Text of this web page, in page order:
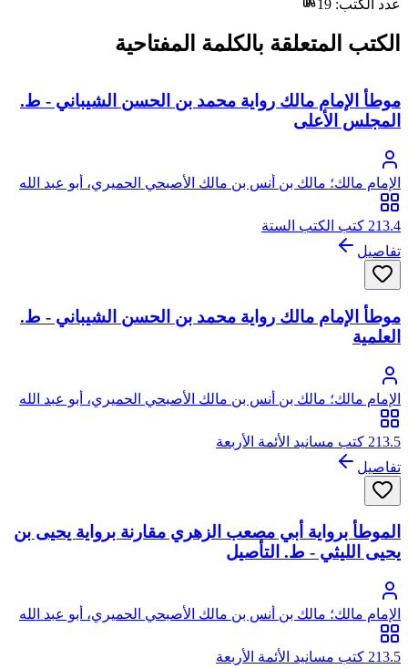
عدد الكتب:
19
الكتب المتعلقة بالكلمة المفتاحية
موطأ الإمام مالك رواية محمد بن الحسن الشيباني - ط.
المجلس الأعلى
الإمام مالك؛ مالك بن أنس بن مالك الأصبحي الحميري، أبو عبد الله
213.4 كتب الكتب الستة
تفاصيل
موطأ الإمام مالك رواية محمد بن الحسن الشيباني - ط.
العلمية
الإمام مالك؛ مالك بن أنس بن مالك الأصبحي الحميري، أبو عبد الله
213.5 كتب مسانيد الأئمة الأربعة
تفاصيل
الموطأ برواية أبي مصعب الزهري مقارنة برواية يحيى بن
يحيى الليثي - ط. التأصيل
الإمام مالك؛ مالك بن أنس بن مالك الأصبحي الحميري، أبو عبد الله
213.5 كتب مسانيد الأئمة الأربعة